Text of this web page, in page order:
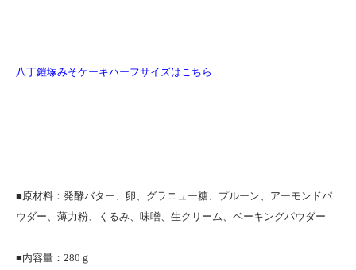
八丁鎧塚みそケーキハーフサイズはこちら
■原材料：発酵バター、卵、グラニュー糖、プルーン、アーモンドパ
ウダー、薄力粉、くるみ、味噌、生クリーム、ベーキングパウダー
■内容量：280ｇ